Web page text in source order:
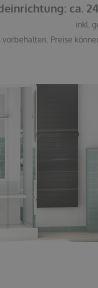
ca.
inkl.
Preise